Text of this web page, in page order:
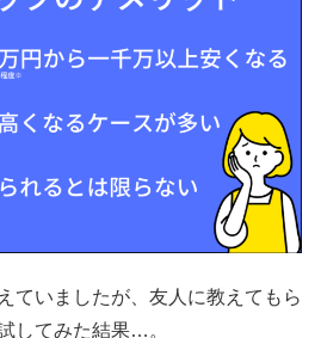
ていましたが、友人に教えてもら
してみた結果…。